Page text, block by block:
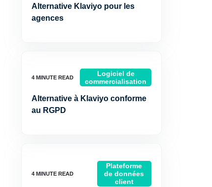
Alternative Klaviyo pour les
agences
Logiciel de
commercialisation
Alternative à Klaviyo conforme
au RGPD
Plateforme
de données
client